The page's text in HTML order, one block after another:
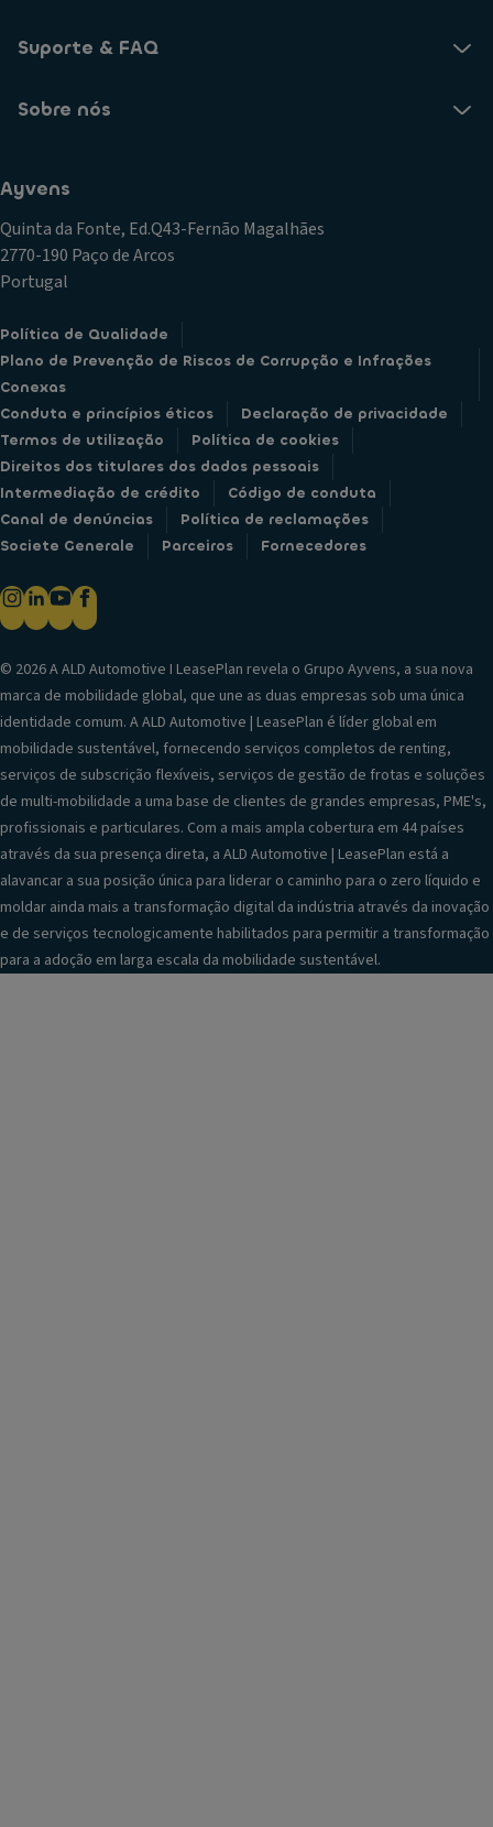
Suporte & FAQ
Sobre nós
Ayvens
Quinta da Fonte, Ed.Q43-Fernão Magalhães
2770-190 Paço de Arcos
Portugal
Política de Qualidade
Plano de Prevenção de Riscos de Corrupção e Infrações
Conexas
Conduta e princípios éticos
Declaração de privacidade
Termos de utilização
Política de cookies
Direitos dos titulares dos dados pessoais
Intermediação de crédito
Código de conduta
Canal de denúncias
Política de reclamações
Societe Generale
Parceiros Fornecedores
© 2026 A ALD Automotive I LeasePlan revela o Grupo Ayvens, a sua nova
marca de mobilidade global, que une as duas empresas sob uma única
identidade comum. A ALD Automotive | LeasePlan é líder global em
mobilidade sustentável, fornecendo serviços completos de renting,
serviços de subscrição flexíveis, serviços de gestão de frotas e soluções
de multi-mobilidade a uma base de clientes de grandes empresas, PME's,
profissionais e particulares. Com a mais ampla cobertura em 44 países
através da sua presença direta, a ALD Automotive | LeasePlan está a
alavancar a sua posição única para liderar o caminho para o zero líquido e
moldar ainda mais a transformação digital da indústria através da inovação
e de serviços tecnologicamente habilitados para permitir a transformação
para a adoção em larga escala da mobilidade sustentável.